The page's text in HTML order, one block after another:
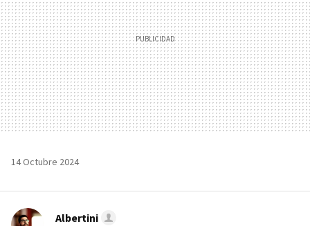
14 Octubre 2024
Albertini